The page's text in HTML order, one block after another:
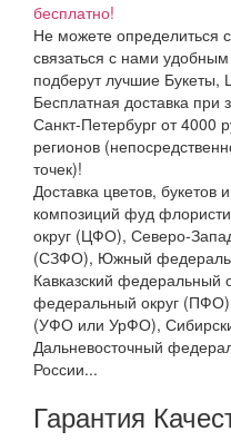
бесплатно!
Не можете определиться
связаться с нами
подберут лучшие Букеты,
Бесплатная доставка при
Санкт-Петербург от 4000
регионов
точек)!
Доставка цветов, букетов
композиций фуд
округ (ЦФО), Северо-
(СЗФО), Южный
Кавказский
федеральный округ
(УФО или УрФО),
Дальневосточный
России...
Гарантия